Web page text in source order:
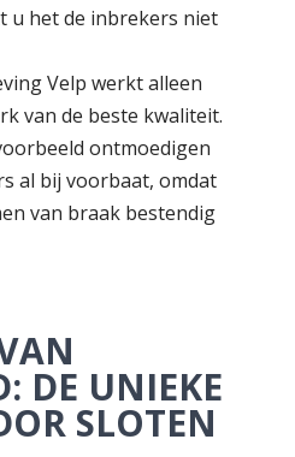
u het de inbrekers niet
Velp werkt alleen
van de beste kwaliteit.
ontmoedigen
al bij voorbaat, omdat
van braak bestendig
DE UNIEKE
SLOTEN